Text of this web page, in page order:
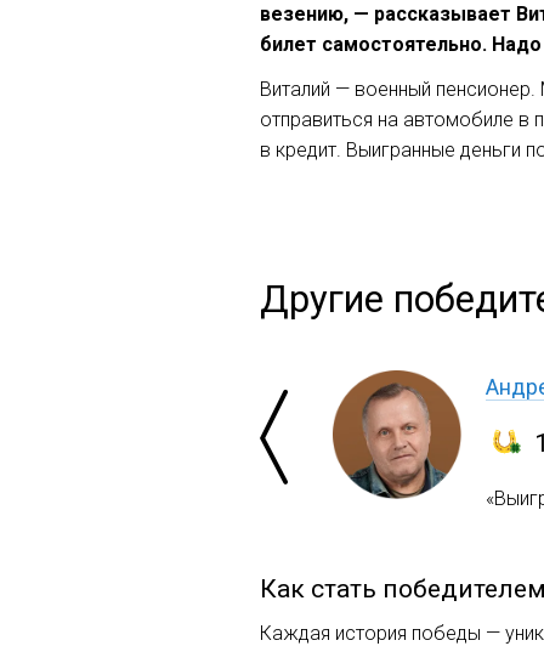
везению, — рассказывает
билет самостоятельно.
Виталий — военный
отправиться на автомобиле в
в кредит. Выигранные деньги
Другие
Как стать
Каждая история победы —